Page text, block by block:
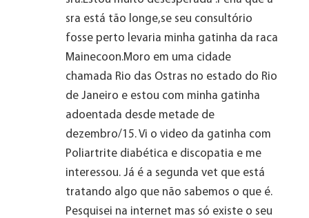
sra está tão longe,se seu consultório
fosse perto levaria minha gatinha da raca
Mainecoon.Moro em uma cidade
chamada Rio das Ostras no estado do Rio
de Janeiro e estou com minha gatinha
adoentada desde metade de
dezembro/15. Vi o video da gatinha com
Poliartrite diabética e discopatia e me
interessou. Já é a segunda vet que está
tratando algo que não sabemos o que é.
Pesquisei na internet mas só existe o seu